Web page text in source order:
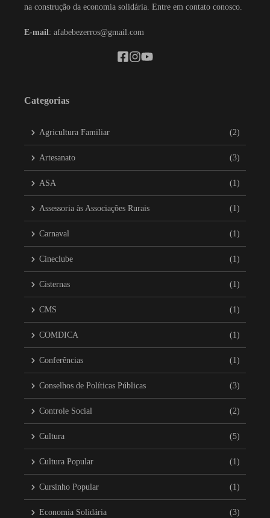
na construção da economia solidária. Entre em contato conosco.
E-mail: afabebezerros@gmail.com
Categorias
Agricultura Familiar (2)
Artesanato (3)
ASA (1)
Assessoria às Associações Rurais (1)
Carnaval (1)
Cineclube (1)
Cisternas (1)
CMS (1)
COMDICA (1)
Conferências (1)
Conselhos de Políticas Públicas (3)
Controle Social (2)
Cultura (5)
Cultura Popular (1)
Cursinho Popular (1)
Economia Solidária (3)